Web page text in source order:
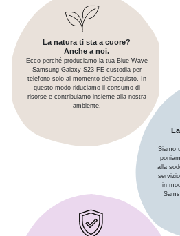
La natura ti sta a cuore?
Anche a noi.
Ecco perché produciamo la tua Blue Wave
Samsung Galaxy S23 FE custodia per
telefono solo al momento dell'acquisto. In
questo modo riduciamo il consumo di
risorse e contribuiamo insieme alla nostra
ambiente.
Siamo
alla
in